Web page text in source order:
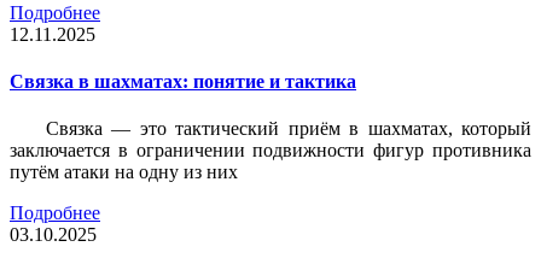
Подробнее
12.11.2025
Связка в шахматах: понятие и тактика
Связка — это тактический приём в шахматах, который
заключается в ограничении подвижности фигур противника
путём атаки на одну из них
Подробнее
03.10.2025